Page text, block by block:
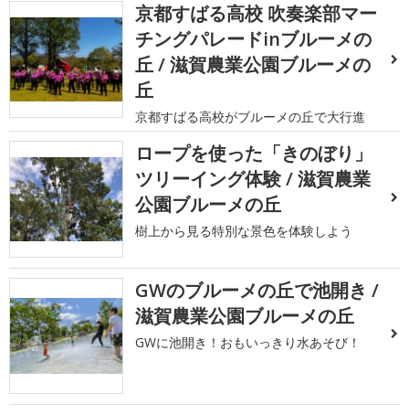
京都すばる高校 吹奏楽部マー
チングパレードinブルーメの
丘 / 滋賀農業公園ブルーメの
丘
京都すばる高校がブルーメの丘で大行進
ロープを使った「きのぼり」
ツリーイング体験 / 滋賀農業
公園ブルーメの丘
樹上から見る特別な景色を体験しよう
GWのブルーメの丘で池開き /
滋賀農業公園ブルーメの丘
GWに池開き！おもいっきり水あそび！